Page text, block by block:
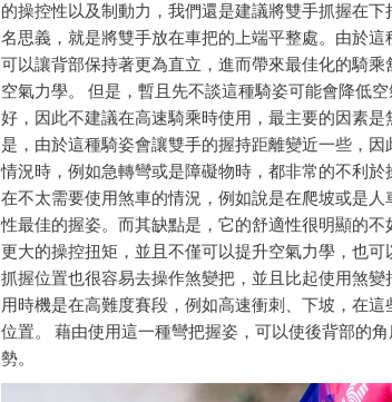
的操控性以及制動力，我們還是建議將雙手抓握在
名思義，就是將雙手放在車把的上端平整處。由於
可以讓背部保持著更為直立，進而帶來最佳化的騎
空氣力學。 但是，暫且先不談這種騎姿可能會降低
好，因此不建議在高速騎乘時使用，最主要的因素
是，由於這種騎姿會讓雙手的握持距離變近一些，
情況時，例如急轉彎或是障礙物時，都非常的不利
在不太需要使用煞車的情況，例如說是在爬坡或是
性最佳的握姿。而其缺點是，它的舒適性很明顯的
更大的操控扭矩，並且不僅可以提升空氣力學，也
抓握位置也很容易去操作煞變把，並且比起使用煞
用時機是在高難度賽段，例如高速衝刺、下坡，在
位置。 藉由使用這一種彎把握姿，可以使後背部的
勢。